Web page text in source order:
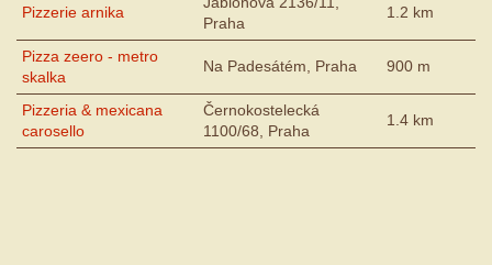
Pizzerie arnika
Praha
1.2 km
Pizza zeero - metro
skalka
Na Padesátém, Praha 900 m
Pizzeria & mexicana
carosello
Černokostelecká
1100/68, Praha
1.4 km